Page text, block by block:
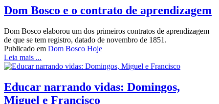
Dom Bosco e o contrato de aprendizagem
Dom Bosco elaborou um dos primeiros contratos de aprendizagem
de que se tem registro, datado de novembro de 1851.
Publicado em Dom Bosco Hoje
Leia mais ...
Educar narrando vidas: Domingos,
Miguel e Francisco